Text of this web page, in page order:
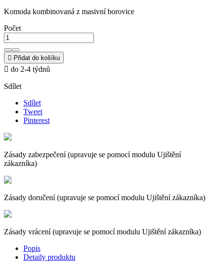
Komoda kombinovaná z masivní borovice
Počet
 Přidat do košíku
 do 2-4 týdnů
Sdílet
Sdílet
Tweet
Pinterest
Zásady zabezpečení (upravuje se pomocí modulu Ujištění
zákazníka)
Zásady doručení (upravuje se pomocí modulu Ujištění zákazníka)
Zásady vrácení (upravuje se pomocí modulu Ujištění zákazníka)
Popis
Detaily produktu